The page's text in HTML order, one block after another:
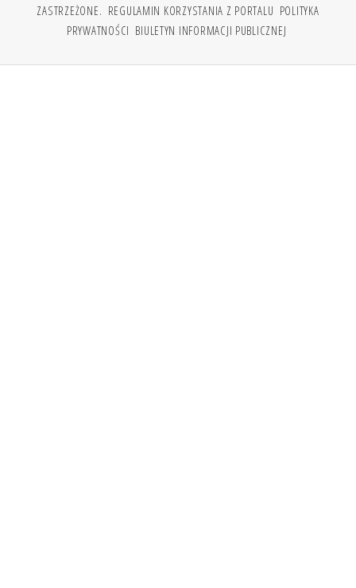
ZASTRZEŻONE. REGULAMIN KORZYSTANIA Z PORTALU POLITYKA
PRYWATNOŚCI BIULETYN INFORMACJI PUBLICZNEJ